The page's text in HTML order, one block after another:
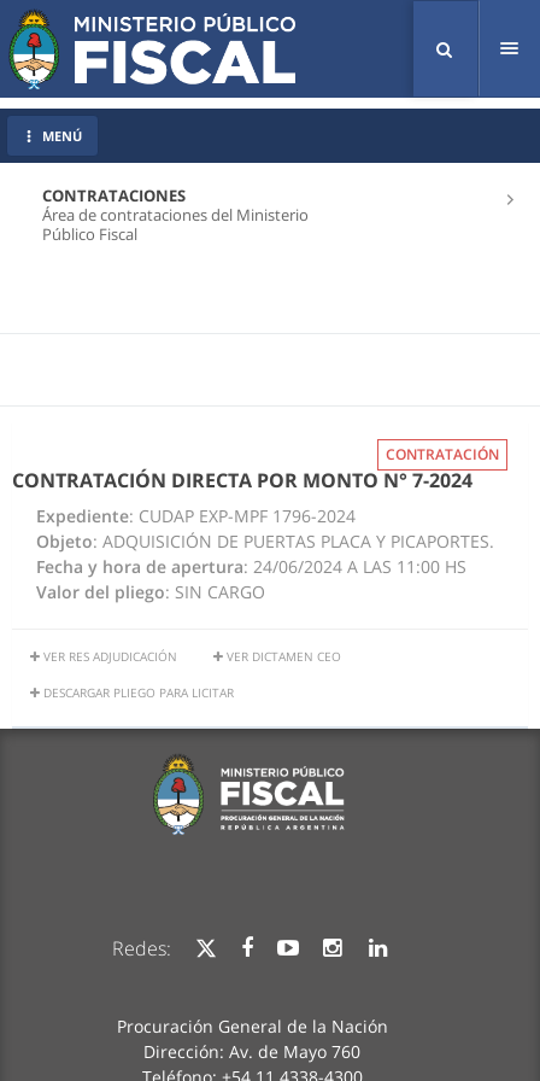
CONTRATACIONES
Área de contrataciones del Ministerio
Público Fiscal
MENÚ
CONTRATACIÓN
CONTRATACIÓN DIRECTA POR MONTO N° 7-2024
Expediente: CUDAP EXP-MPF 1796-2024
Objeto: ADQUISICIÓN DE PUERTAS PLACA Y PICAPORTES.
Fecha y hora de apertura: 24/06/2024 A LAS 11:00 HS
Valor del pliego: SIN CARGO
VER RES ADJUDICACIÓN VER DICTAMEN CEO
DESCARGAR PLIEGO PARA LICITAR
Redes:
Procuración General de la Nación
Dirección: Av. de Mayo 760